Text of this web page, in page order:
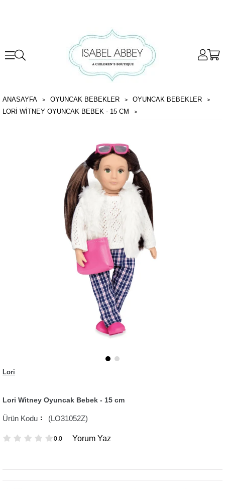
ANASAYFA OYUNCAK BEBEKLER
OYUNCAK BEBEKLER
LORI WITNEY OYUNCAK BEBEK - 15 CM
Lori
Lori Witney Oyuncak Bebek - 15 cm
(LO31052Z)
0.0 Yorum Yaz